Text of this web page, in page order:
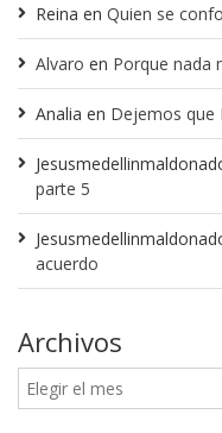
Reina en Quien se
Alvaro en Porque nada
Analia en Dejemos que
parte 5
acuerdo
Archivos